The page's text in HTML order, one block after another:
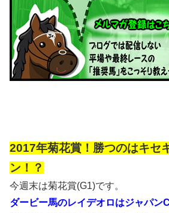
2017年菊花賞！勝つのはキセ
ン！？
今週末は菊花賞(G1)です。
ダービー馬のレイデオロはジャパン